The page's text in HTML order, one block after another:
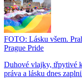
FOTO: Lásku všem.
Prague Pride
Duhové vlajky, třpytivé
práva a lásku dnes